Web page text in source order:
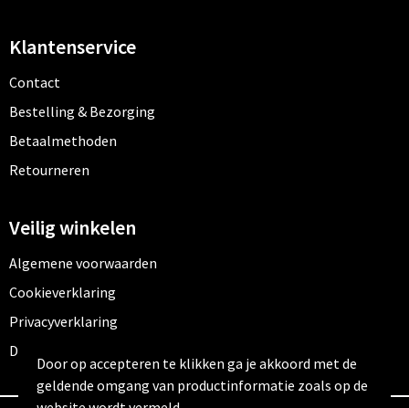
Klantenservice
Contact
Bestelling & Bezorging
Betaalmethoden
Retourneren
Veilig winkelen
Algemene voorwaarden
Cookieverklaring
Privacyverklaring
Disclaimer
Door op accepteren te klikken ga je akkoord met de
geldende omgang van productinformatie zoals op de